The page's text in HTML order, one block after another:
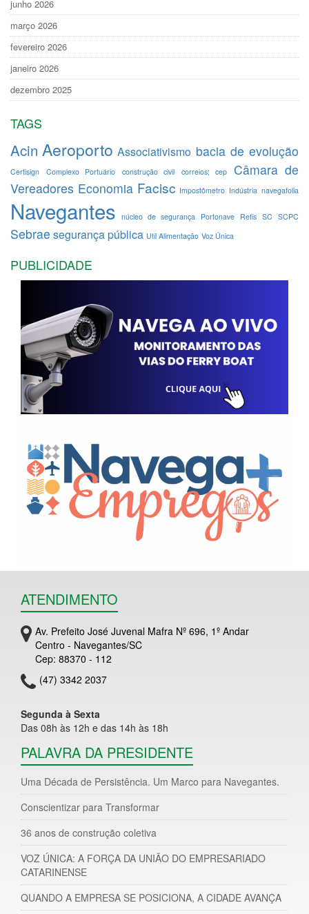
junho 2026
março 2026
fevereiro 2026
janeiro 2026
dezembro 2025
TAGS
Acin Aeroporto Associativismo bacia de evolução
Certisign Complexo Portuário construção civil correios; cep
Câmara de
Vereadores Economia Facisc Impostômetro Indústria navegafolia
Navegantes núcleo de segurança Portonave Refis SC SCPC
Sebrae segurança pública Util Alimentação Voz Única
PUBLICIDADE
ATENDIMENTO
Av. Prefeito José Juvenal Mafra Nº 696, 1º Andar
Centro - Navegantes/SC
Cep: 88370 - 112
(47) 3342 2037
Segunda à Sexta
Das 08h às 12h e das 14h às 18h
PALAVRA DA PRESIDENTE
Uma Década de Persistência. Um Marco para Navegantes.
Conscientizar para Transformar
36 anos de construção coletiva
VOZ ÚNICA: A FORÇA DA UNIÃO DO EMPRESARIADO
CATARINENSE
QUANDO A EMPRESA SE POSICIONA, A CIDADE AVANÇA